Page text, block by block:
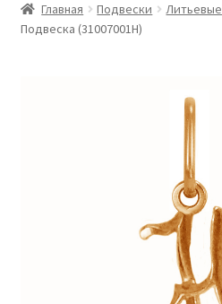
Главная Подвески Литьевые
Подвеска (31007001Н)